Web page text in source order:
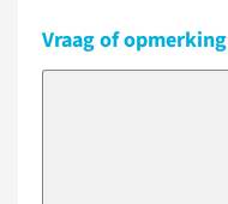
Vraag of opmerking